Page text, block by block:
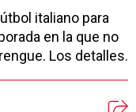
italiano para
en la que no
Los detalles.